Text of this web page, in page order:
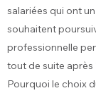
salariées qui ont
souhaitent
professionnelle
tout de suite après
Pourquoi le choix